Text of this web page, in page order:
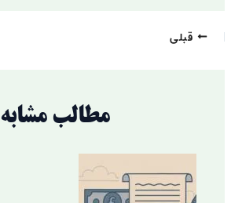
قبلی
مطالب مشابه